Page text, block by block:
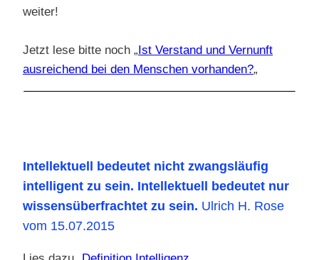
weiter!
Jetzt lese bitte noch „Ist Verstand und Vernunft
ausreichend bei den Menschen vorhanden?„
Intellektuell bedeutet nicht zwangsläufig
intelligent zu sein. Intellektuell bedeutet nur
wissensüberfrachtet zu sein. Ulrich H. Rose
vom 15.07.2015